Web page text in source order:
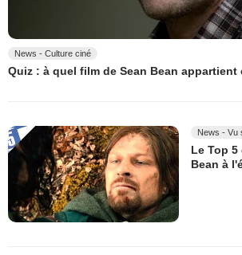
News - Culture ciné
Quiz : à quel film de Sean Bean appartient
News - Vu
Le Top
Bean à